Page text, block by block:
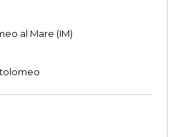
al Mare (IM)